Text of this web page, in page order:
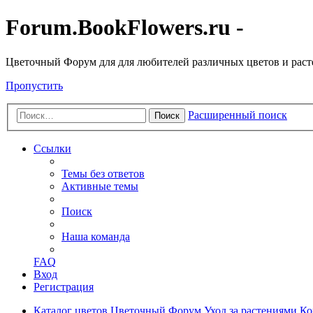
Forum.BookFlowers.ru -
Цветочный Форум для для любителей различных цветов и
Пропустить
Поиск Расширенный поиск
Ссылки
Темы без ответов
Активные темы
Поиск
Наша команда
FAQ
Вход
Регистрация